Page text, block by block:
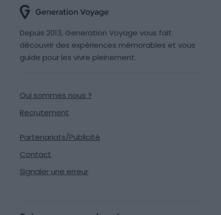
Depuis 2013, Generation Voyage vous fait
découvrir des expériences mémorables et vous
guide pour les vivre pleinement.
Qui sommes nous ?
Recrutement
Partenariats/Publicité
Contact
Signaler une erreur